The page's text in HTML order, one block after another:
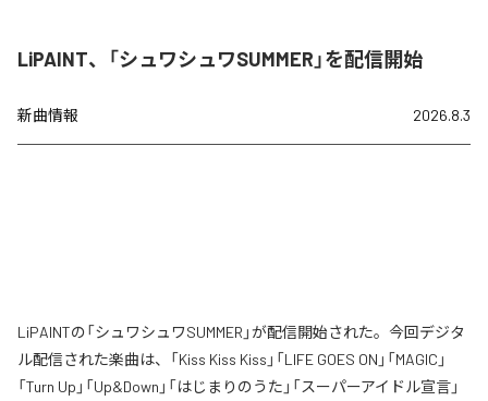
LiPAINT、「シュワシュワSUMMER」を配信開始
新曲情報 2026.8.3
LiPAINTの「シュワシュワSUMMER」が配信開始された。今回デジタ
ル配信された楽曲は、「Kiss Kiss Kiss」「LIFE GOES ON」「MAGIC」
「Turn Up」「Up&Down」「はじまりのうた」「スーパーアイドル宣言」